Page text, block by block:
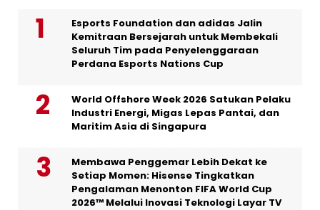
Esports Foundation dan adidas Jalin
Kemitraan Bersejarah untuk Membekali
Seluruh Tim pada Penyelenggaraan
Perdana Esports Nations Cup
World Offshore Week 2026 Satukan Pelaku
Industri Energi, Migas Lepas Pantai, dan
Maritim Asia di Singapura
Membawa Penggemar Lebih Dekat ke
Setiap Momen: Hisense Tingkatkan
Pengalaman Menonton FIFA World Cup
2026™ Melalui Inovasi Teknologi Layar TV